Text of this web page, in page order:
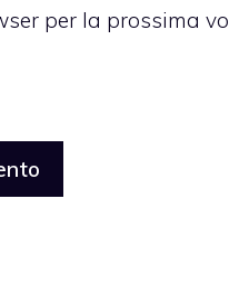
per la prossima